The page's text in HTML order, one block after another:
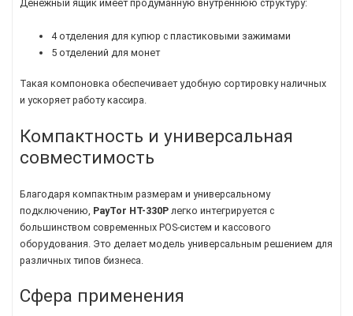
Денежный ящик имеет продуманную внутреннюю структуру:
4 отделения для купюр с пластиковыми зажимами
5 отделений для монет
Такая компоновка обеспечивает удобную сортировку наличных
и ускоряет работу кассира.
Компактность и универсальная
совместимость
Благодаря компактным размерам и универсальному
подключению, PayTor HT-330P легко интегрируется с
большинством современных POS-систем и кассового
оборудования. Это делает модель универсальным решением для
различных типов бизнеса.
Сфера применения